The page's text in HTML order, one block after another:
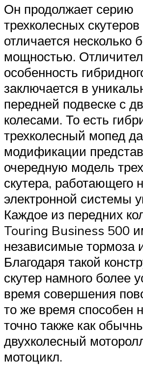
Он продолжает серию
трехколесных
отличается несколько
мощностью.
особенность
заключается в
передней подвеске с
колесами. То есть
трехколесный мопед
модификации
очередную модель
скутера, работающего
электронной системы
Каждое из передних
Touring Business 500
независимые тормоза
Благодаря такой
скутер намного более
время совершения
то же время способен
точно также как
двухколесный
мотоцикл.